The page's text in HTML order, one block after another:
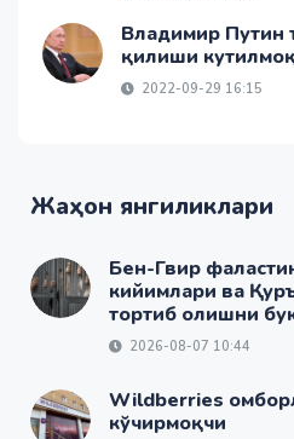
Владимир Путин
қилиши
2022-09-29 16:15
Жаҳон янгиликлари
Бен-Гвир
кийимлари ва
тортиб олишни
2026-08-07 10:44
Wildberries
кўчирмоқчи